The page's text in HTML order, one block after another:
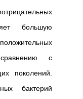
большую
с
поколений.
бактерий